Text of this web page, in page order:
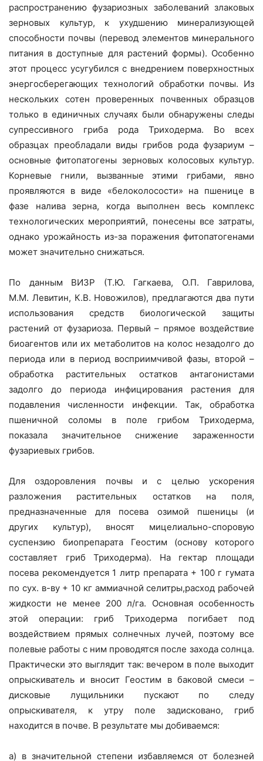
распространению фузариозных заболеваний злаковых
зерновых культур, к ухудшению минерализующей
способности почвы (перевод элементов минерального
питания в доступные для растений формы). Особенно
этот процесс усугубился с внедрением поверхностных
энергосберегающих технологий обработки почвы. Из
нескольких сотен проверенных почвенных образцов
только в единичных случаях были обнаружены следы
супрессивного гриба рода Триходерма. Во всех
образцах преобладали виды грибов рода фузариум –
основные фитопатогены зерновых колосовых культур.
Корневые гнили, вызванные этими грибами, явно
проявляются в виде «белоколосости» на пшенице в
фазе налива зерна, когда выполнен весь комплекс
технологических мероприятий, понесены все затраты,
однако урожайность из-за поражения фитопатогенами
может значительно снижаться.
По данным ВИЗР (Т.Ю. Гагкаева, О.П. Гаврилова,
М.М. Левитин, К.В. Новожилов), предлагаются два пути
использования средств биологической защиты
растений от фузариоза. Первый – прямое воздействие
биоагентов или их метаболитов на колос незадолго до
периода или в период восприимчивой фазы, второй –
обработка растительных остатков антагонистами
задолго до периода инфицирования растения для
подавления численности инфекции. Так, обработка
пшеничной соломы в поле грибом Триходерма,
показала значительное снижение зараженности
фузариевых грибов.
Для оздоровления почвы и с целью ускорения
разложения растительных остатков на поля,
предназначенные для посева озимой пшеницы (и
других культур), вносят мицелиально-споровую
суспензию биопрепарата Геостим (основу которого
составляет гриб Триходерма). На гектар площади
посева рекомендуется 1 литр препарата + 100 г гумата
по сух. в-ву + 10 кг аммиачной селитры,расход рабочей
жидкости не менее 200 л/га. Основная особенность
этой операции: гриб Триходерма погибает под
воздействием прямых солнечных лучей, поэтому все
полевые работы с ним проводятся после захода солнца.
Практически это выглядит так: вечером в поле выходит
опрыскиватель и вносит Геостим в баковой смеси –
дисковые лущильники пускают по следу
опрыскивателя, к утру поле задисковано, гриб
находится в почве. В результате мы добиваемся:
а) в значительной степени избавляемся от болезней